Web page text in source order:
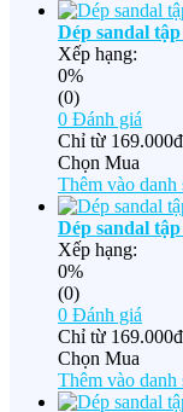
Dép sandal
Xếp hạng:
0%
(0)
0 Đánh giá
Chỉ từ 169.000đ
Chọn Mua
Thêm vào danh
Dép sandal
Xếp hạng:
0%
(0)
0 Đánh giá
Chỉ từ 169.000đ
Chọn Mua
Thêm vào danh